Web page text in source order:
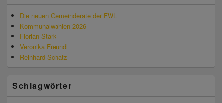
Die neuen Gemeinderäte der FWL
Kommunalwahlen 2026
Florian Stark
Veronika Freundl
Reinhard Schatz
Schlagwörter